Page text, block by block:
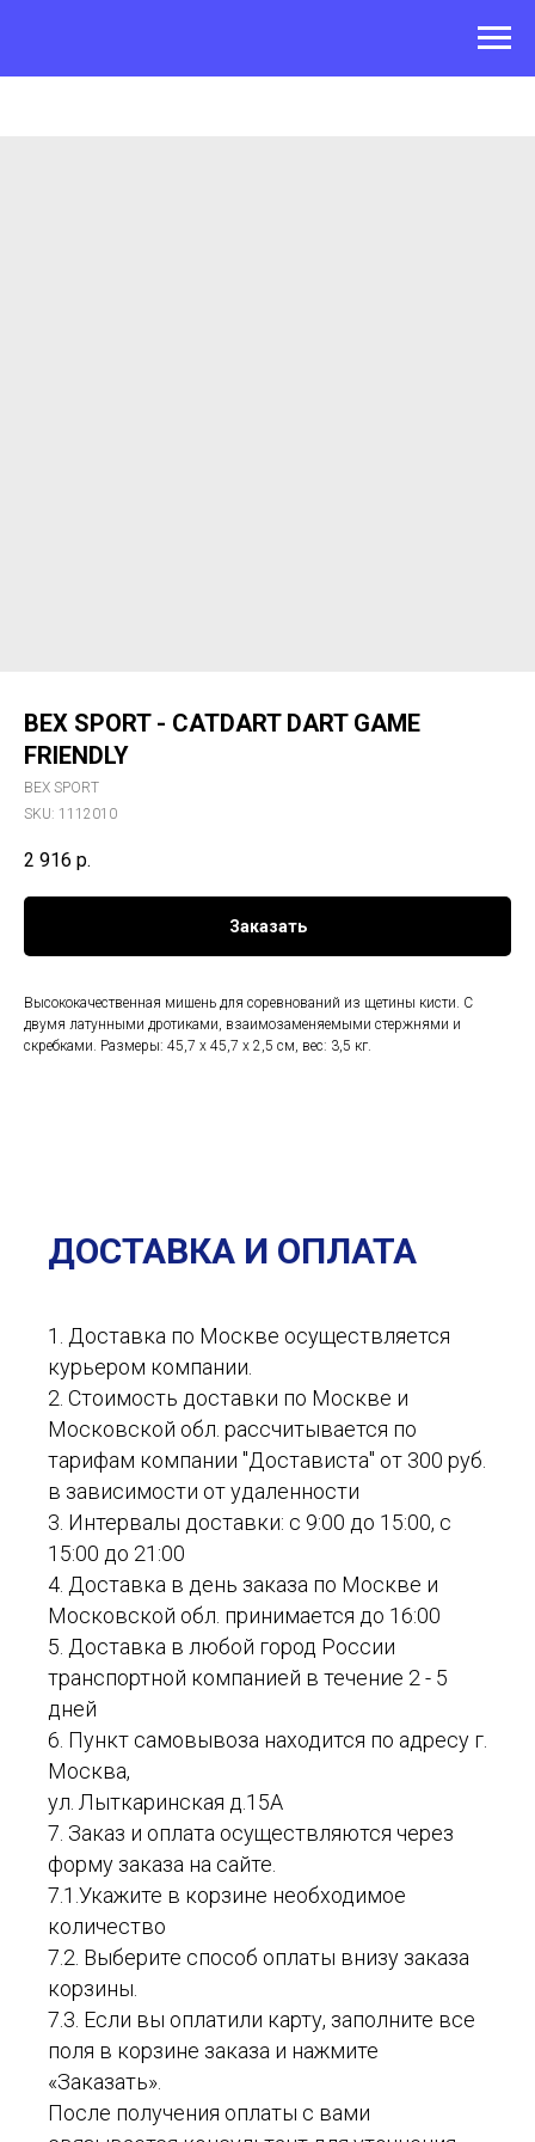
BEX SPORT - CATDART DART GAME
FRIENDLY
BEX SPORT
SKU: 1112010
2 916 р.
Заказать
Высококачественная мишень для соревнований из щетины кисти. С
двумя латунными дротиками, взаимозаменяемыми стержнями и
скребками. Размеры: 45,7 х 45,7 х 2,5 см, вес: 3,5 кг.
ДОСТАВКА И ОПЛАТА
1. Доставка по Москве осуществляется
курьером компании.
2. Стоимость доставки по Москве и
Московской обл. рассчитывается по
тарифам компании "Достависта" от 300 руб.
в зависимости от удаленности
3. Интервалы доставки: с 9:00 до 15:00, с
15:00 до 21:00
4. Доставка в день заказа по Москве и
Московской обл. принимается до 16:00
5. Доставка в любой город России
транспортной компанией в течение 2 - 5
дней
6. Пункт самовывоза находится по адресу г.
Москва,
ул. Лыткаринская д.15А
7. Заказ и оплата осуществляются через
форму заказа на сайте.
7.1.Укажите в корзине необходимое
количество
7.2. Выберите способ оплаты внизу заказа
корзины.
7.3. Если вы оплатили карту, заполните все
поля в корзине заказа и нажмите
«Заказать».
После получения оплаты с вами